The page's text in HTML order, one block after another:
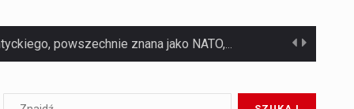
Co to jest prognoza pogody na 14 dni? Prognoza pogody na 14 dni to niezwykle cenne narzędzie, które dostarcza szczegółowych informacji o długoterminowych warunkach atmosferycznych…